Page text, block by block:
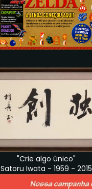
"Crie algo único"
Satoru Iwata - 1959 - 2015